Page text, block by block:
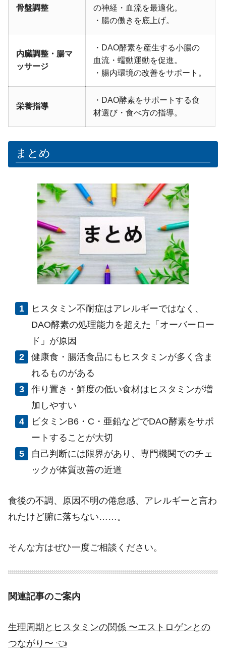
骨盤調整
の神経・血流を最適化。
・腸の働きを底上げ。
内臓調整・腸マ
ッサージ
・DAO酵素を産生する小腸の
血流・蠕動運動を促進。
・腸内環境の改善をサポート。
栄養指導
・DAO酵素をサポートする食
材選び・食べ方の指導。
まとめ
ヒスタミン不耐症はアレルギーではなく、
DAO酵素の処理能力を超えた「オーバーロー
ド」が原因
健康食・腸活食品にもヒスタミンが多く含ま
れるものがある
作り置き・鮮度の低い食材はヒスタミンが増
加しやすい
ビタミンB6 ・ C ・亜鉛などでDAO酵素をサポ
ートすることが大切
自己判断には限界があり、専門機関でのチェ
ックが体質改善の近道
食後の不調、原因不明の倦怠感、アレルギーと言わ
れたけど腑に落ちない……。
そんな方はぜひ一度ご相談ください。
関連記事のご案内
生理周期とヒスタミンの関係 〜エストロゲンとの
つながり〜 👈